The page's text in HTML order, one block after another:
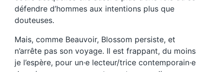
défendre d’hommes aux intentions plus que
douteuses.
Mais, comme Beauvoir, Blossom persiste, et
n’arrête pas son voyage. Il est frappant, du moins
je l’espère, pour un·e lecteur/trice contemporain·e